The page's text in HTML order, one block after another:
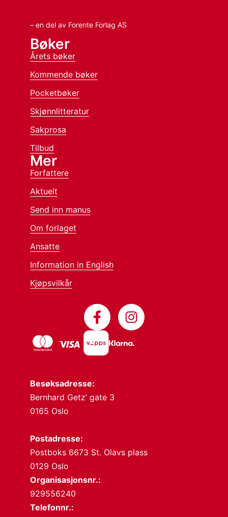
– en del av Forente Forlag AS
Besøksadresse:
Bernhard Getz’ gate 3
0165 Oslo
Postadresse:
Postboks 6673 St. Olavs plass
0129 Oslo
Organisasjonsnr.:
929556240
Telefonnr.:
Bøker
Årets bøker
Kommende bøker
Pocketbøker
Skjønnlitteratur
Sakprosa
Tilbud
Mer
Forfattere
Aktuelt
Send inn manus
Om forlaget
Ansatte
Information in English
Kjøpsvilkår